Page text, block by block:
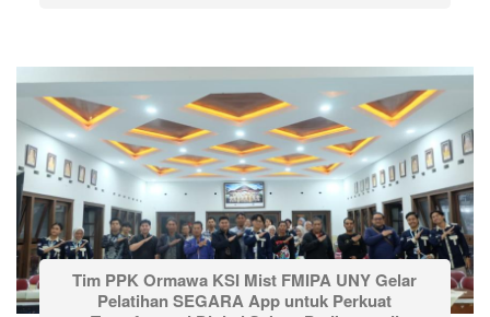
Tim PPK Ormawa KSI Mist FMIPA UNY Gelar
Pelatihan SEGARA App untuk Perkuat